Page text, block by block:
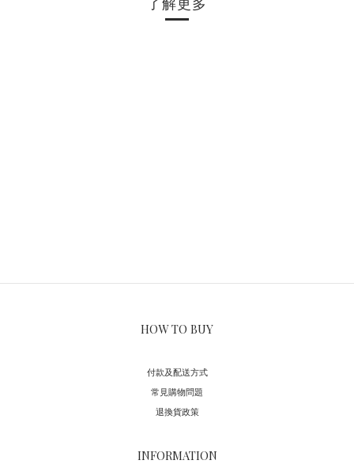
HOW TO BUY
付款及配送方式
常見購物問題
退換貨政策
INFORMATION